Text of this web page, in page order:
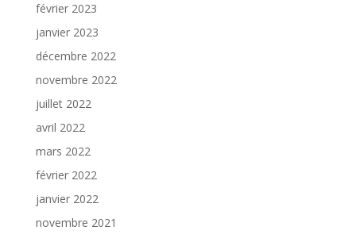
février 2023
janvier 2023
décembre 2022
novembre 2022
juillet 2022
avril 2022
mars 2022
février 2022
janvier 2022
novembre 2021